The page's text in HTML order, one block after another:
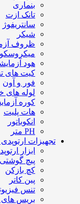
بنماری
تانک ازت
سانتریفوژ
شیکر
ظروف
هود
کیت های
فور و آون
لوله های
کوره
هات پلیت
انکوباتور
PH متر
تجهیزات ارتوپدی
ابزار
پیچ
کچ بازکن
پین کاتر
تنس
بریس